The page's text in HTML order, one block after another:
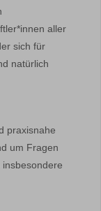
aller
sich für
natürlich
praxisnahe
um Fragen